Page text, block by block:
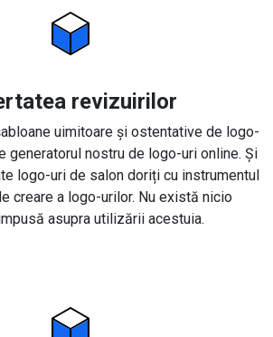
revizuirilor
uimitoare și ostentative de logo-
generatorul nostru de logo-uri online. Și
logo-uri de salon doriți cu instrumentul
creare a logo-urilor. Nu există nicio
asupra utilizării acestuia.